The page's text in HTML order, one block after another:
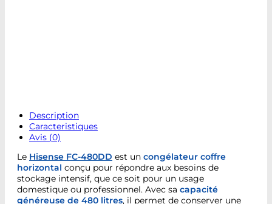
Description
Caracteristiques
Avis (0)
Le Hisense FC-480DD est un congélateur coffre
horizontal conçu pour répondre aux besoins de
stockage intensif, que ce soit pour un usage
domestique ou professionnel. Avec sa capacité
généreuse de 480 litres, il permet de conserver une